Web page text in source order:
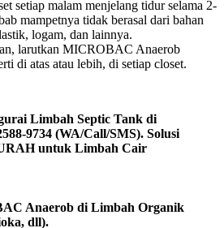
setiap malam menjelang tidur selama 2-
mampetnya tidak berasal dari bahan
logam, dan lainnya.
larutkan MICROBAC Anaerob
di atas atau lebih, di setiap closet.
Limbah Septic Tank di
9734 (WA/Call/SMS). Solusi
untuk Limbah Cair
Anaerob di Limbah Organik
dll).